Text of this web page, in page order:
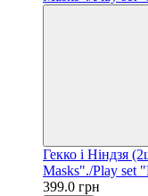
Гекко і Ніндзя
Masks"./Play set
399.0 грн